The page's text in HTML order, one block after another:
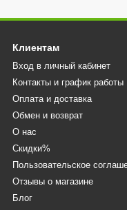
Клиентам
Вход в личный кабинет
Контакты и график работы
Оплата и доставка
Обмен и возврат
О нас
Скидки%
Пользовательское
Отзывы о магазине
Блог